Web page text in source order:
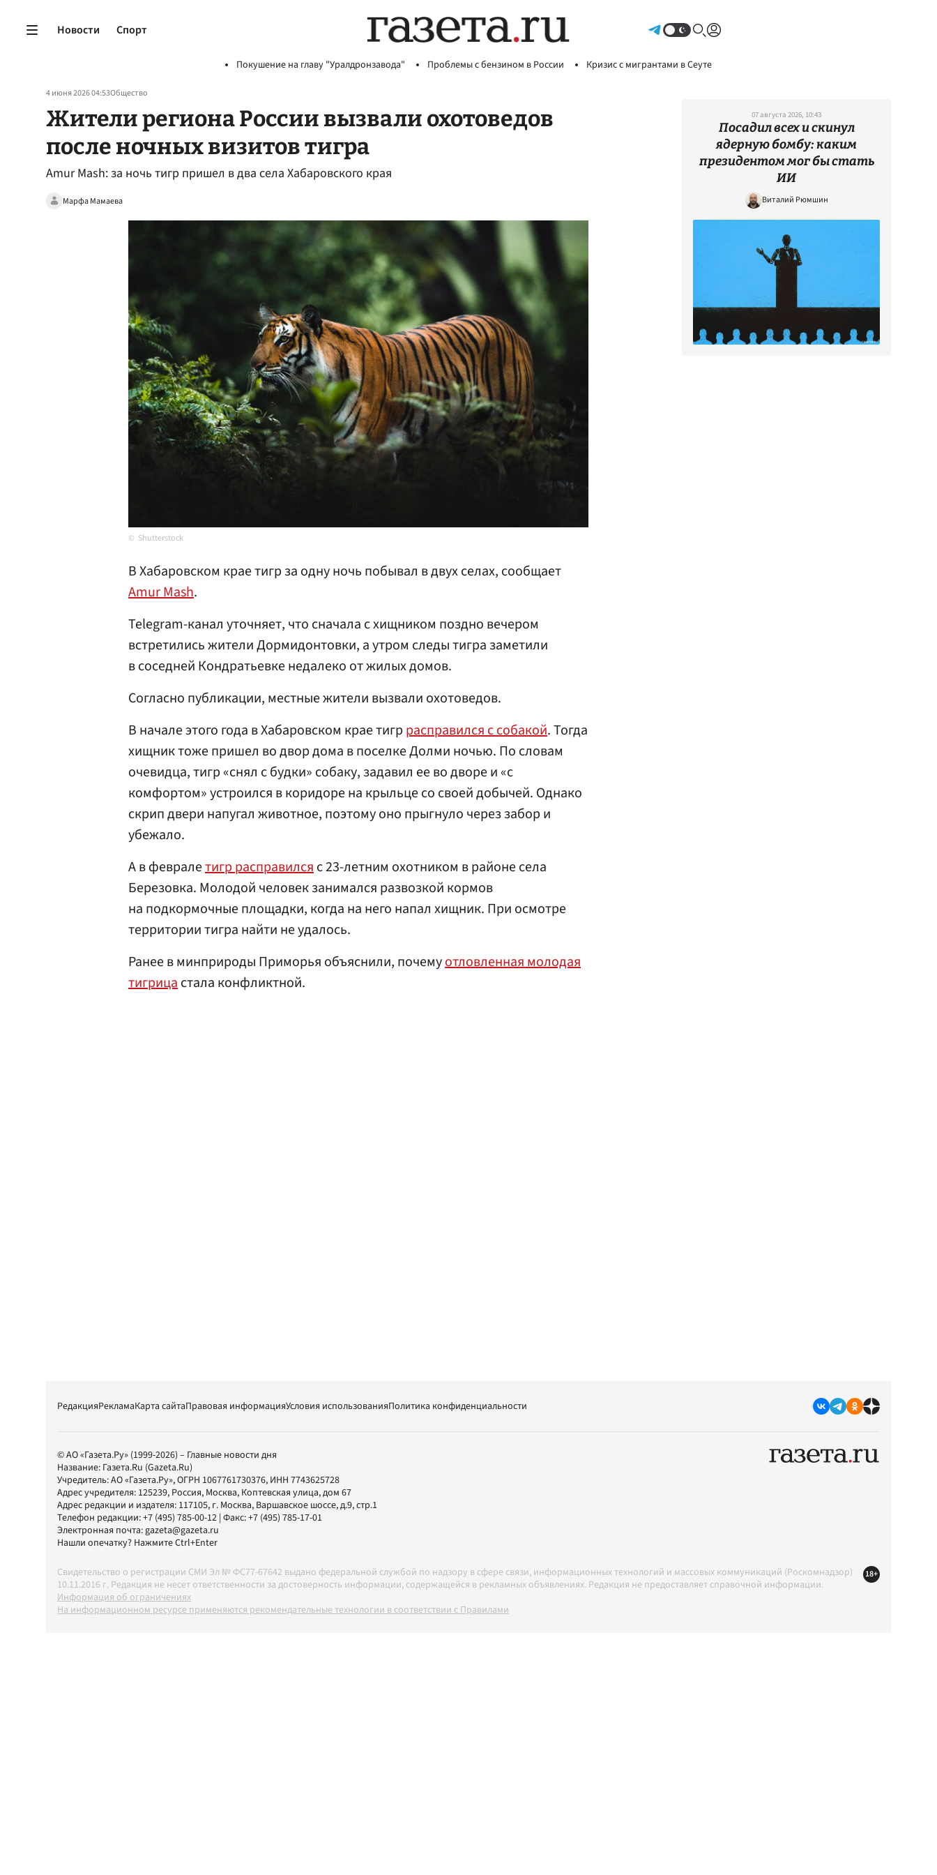
Новости Спорт
Покушение на главу "Уралдронзавода" Проблемы с бензином в России Кризис с мигрантами в Сеуте
4 июня 2026 04:53Общество
Жители региона России вызвали охотоведов
после ночных визитов тигра
Amur Mash: за ночь тигр пришел в два села Хабаровского края
Марфа Мамаева
Shutterstock
В Хабаровском крае тигр за одну ночь побывал в двух селах, сообщает
Amur Mash.
Telegram-канал уточняет, что сначала с хищником поздно вечером
встретились жители Дормидонтовки, а утром следы тигра заметили
в соседней Кондратьевке недалеко от жилых домов.
Согласно публикации, местные жители вызвали охотоведов.
В начале этого года в Хабаровском крае тигр расправился с собакой. Тогда
хищник тоже пришел во двор дома в поселке Долми ночью. По словам
очевидца, тигр «снял с будки» собаку, задавил ее во дворе и «с
комфортом» устроился в коридоре на крыльце со своей добычей. Однако
скрип двери напугал животное, поэтому оно прыгнуло через забор и
убежало.
А в февралетигр расправилсяс 23-летним охотником в районе села
Березовка. Молодой человек занимался развозкой кормов
на подкормочные площадки, когда на него напал хищник. При осмотре
территории тигра найти не удалось.
Ранее в минприроды Приморья объяснили, почемуотловленная молодая
тигрицастала конфликтной.
07 августа 2026, 10:43
Посадил всех и скинул
ядерную бомбу: каким
президентом мог бы стать
ИИ
Виталий Рюмшин
РедакцияРекламаКарта сайтаПравовая информацияУсловия использованияПолитика конфиденциальности
© АО «Газета.Ру» (1999-2026) – Главные новости дня
Название: Газета.Ru (Gazeta.Ru)
Учредитель:АО «Газета.Ру», ОГРН 1067761730376, ИНН 7743625728
Адрес учредителя: 125239, Россия, Москва, Коптевская улица, дом 67
Адрес редакции и издателя: 117105, г. Москва, Варшавское шоссе, д.9, стр.1
Телефон редакции:+7 (495) 785-00-12 | Факс:+7 (495) 785-17-01
Электронная почта:gazeta@gazeta.ru
Нашли опечатку? Нажмите Ctrl+Enter
Свидетельство о регистрации СМИ Эл № ФС77-67642 выдано федеральной службой по надзору в сфере связи, информационных технологий и массовых коммуникаций (Роскомнадзор)
10.11.2016 г. Редакция не несет ответственности за достоверность информации, содержащейся в рекламных объявлениях. Редакция не предоставляет справочной информации.
Информация об ограничениях
На информационном ресурсе применяются рекомендательные технологии в соответствии с Правилами
18+